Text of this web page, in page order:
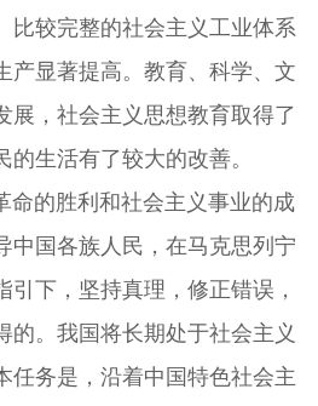
比较完整的社会主义工业体系
产显著提高。教育、科学、文
展，社会主义思想教育取得了
生活有了较大的改善。
的胜利和社会主义事业的成
中国各族人民，在马克思列宁
引下，坚持真理，修正错误，
的。我国将长期处于社会主义
任务是，沿着中国特色社会主